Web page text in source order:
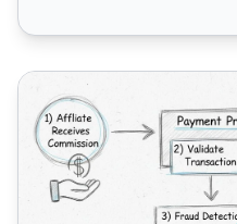
Warum sollten Affiliate-